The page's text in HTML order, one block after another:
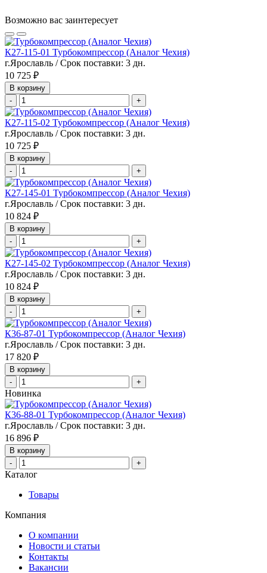
Возможно вас заинтересует
К27-115-01 Турбокомпрессор (Аналог Чехия)
г.Ярославль / Срок поставки: 3 дн.
10 725 ₽
В корзину
-
+
К27-115-02 Турбокомпрессор (Аналог Чехия)
г.Ярославль / Срок поставки: 3 дн.
10 725 ₽
В корзину
-
+
К27-145-01 Турбокомпрессор (Аналог Чехия)
г.Ярославль / Срок поставки: 3 дн.
10 824 ₽
В корзину
-
+
К27-145-02 Турбокомпрессор (Аналог Чехия)
г.Ярославль / Срок поставки: 3 дн.
10 824 ₽
В корзину
-
+
К36-87-01 Турбокомпрессор (Аналог Чехия)
г.Ярославль / Срок поставки: 3 дн.
17 820 ₽
В корзину
-
+
Новинка
К36-88-01 Турбокомпрессор (Аналог Чехия)
г.Ярославль / Срок поставки: 3 дн.
16 896 ₽
В корзину
-
+
Каталог
Товары
Компания
О компании
Новости и статьи
Контакты
Вакансии